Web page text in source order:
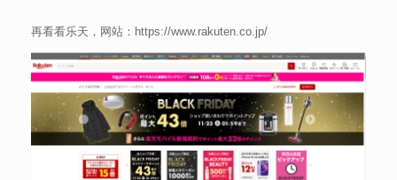
再看看乐天，网站：https://www.rakuten.co.jp/